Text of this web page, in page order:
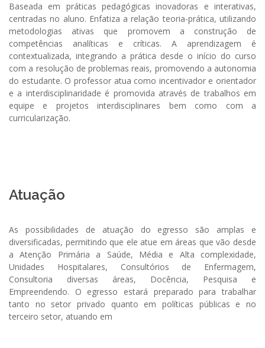
Baseada em práticas pedagógicas inovadoras e interativas,
centradas no aluno. Enfatiza a relação teoria-prática, utilizando
metodologias ativas que promovem a construção de
competências analíticas e críticas. A aprendizagem é
contextualizada, integrando a prática desde o início do curso
com a resolução de problemas reais, promovendo a autonomia
do estudante. O professor atua como incentivador e orientador
e a interdisciplinaridade é promovida através de trabalhos em
equipe e projetos interdisciplinares bem como com a
curricularização.
Atuação
As possibilidades de atuação do egresso são amplas e
diversificadas, permitindo que ele atue em áreas que vão desde
a Atenção Primária a Saúde, Média e Alta complexidade,
Unidades Hospitalares, Consultórios de Enfermagem,
Consultoria diversas áreas, Docência, Pesquisa e
Empreendendo. O egresso estará preparado para trabalhar
tanto no setor privado quanto em políticas públicas e no
terceiro setor, atuando em